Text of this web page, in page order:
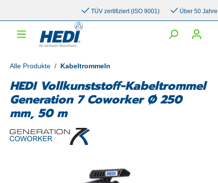
TÜV zertifiziert (ISO 9001) Über 50 Jahre
Alle Produkte / Kabeltrommeln
HEDI Vollkunststoff-Kabeltrommel
Generation 7 Coworker Ø 250
mm, 50 m